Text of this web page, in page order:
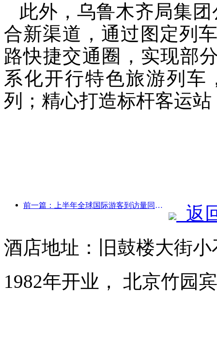
此外，乌鲁木齐局集
合新渠道，通过图定列
路快捷交通圈，实现部
系化开行特色旅游列车
列；精心打造标杆客运
前一篇：上半年全球国际游客到访量同比增长5%
返
酒店地址：旧鼓楼大街
1982年开业， 北京竹